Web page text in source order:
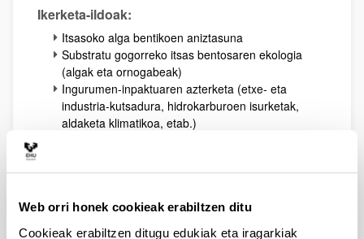
Web orri honek cookieak erabiltzen ditu
Cookieak erabiltzen ditugu edukiak eta iragarkiak
Ikerketa-ildoak:
Itsasoko alga bentikoen aniztasuna
Substratu gogorreko itsas bentosaren ekologia
(algak eta ornogabeak)
Ingurumen-inpaktuaren azterketa (etxe- eta
industria-kutsadura, hidrokarburoen isurketak,
aldaketa klimatikoa, etab.)
bidez
biologikoen garapena
Ingurumen ebaluaziorako optimizazio-metodoen